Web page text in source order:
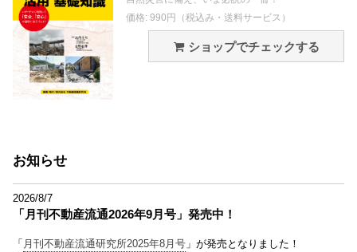
価格: 990円（税込み・送料サービス）
ショップでチェックする
お知らせ
2026/8/7
「月刊不動産流通2026年9月号」発売中！
「 月刊不動産流通研究所2025年8月号 」が発売となりました！